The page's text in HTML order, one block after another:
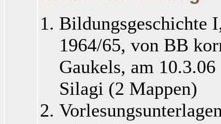
Bildungsgeschichte
1964/65, von BB
Gaukels, am
Silagi (2 Mappen)